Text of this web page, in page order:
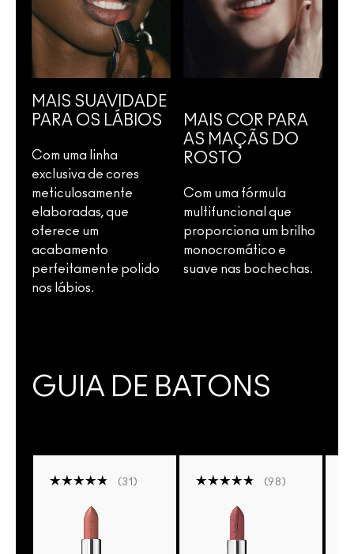
MAIS SUAVIDADE
PARA OS LÁBIOS
Com uma linha
exclusiva de cores
meticulosamente
elaboradas, que
oferece um
acabamento
perfeitamente polido
nos lábios.
MAIS COR PARA
AS MAÇÃS DO
ROSTO
Com uma fórmula
multifuncional que
proporciona um brilho
monocromático e
suave nas bochechas.
GUIA DE BATONS
31 98